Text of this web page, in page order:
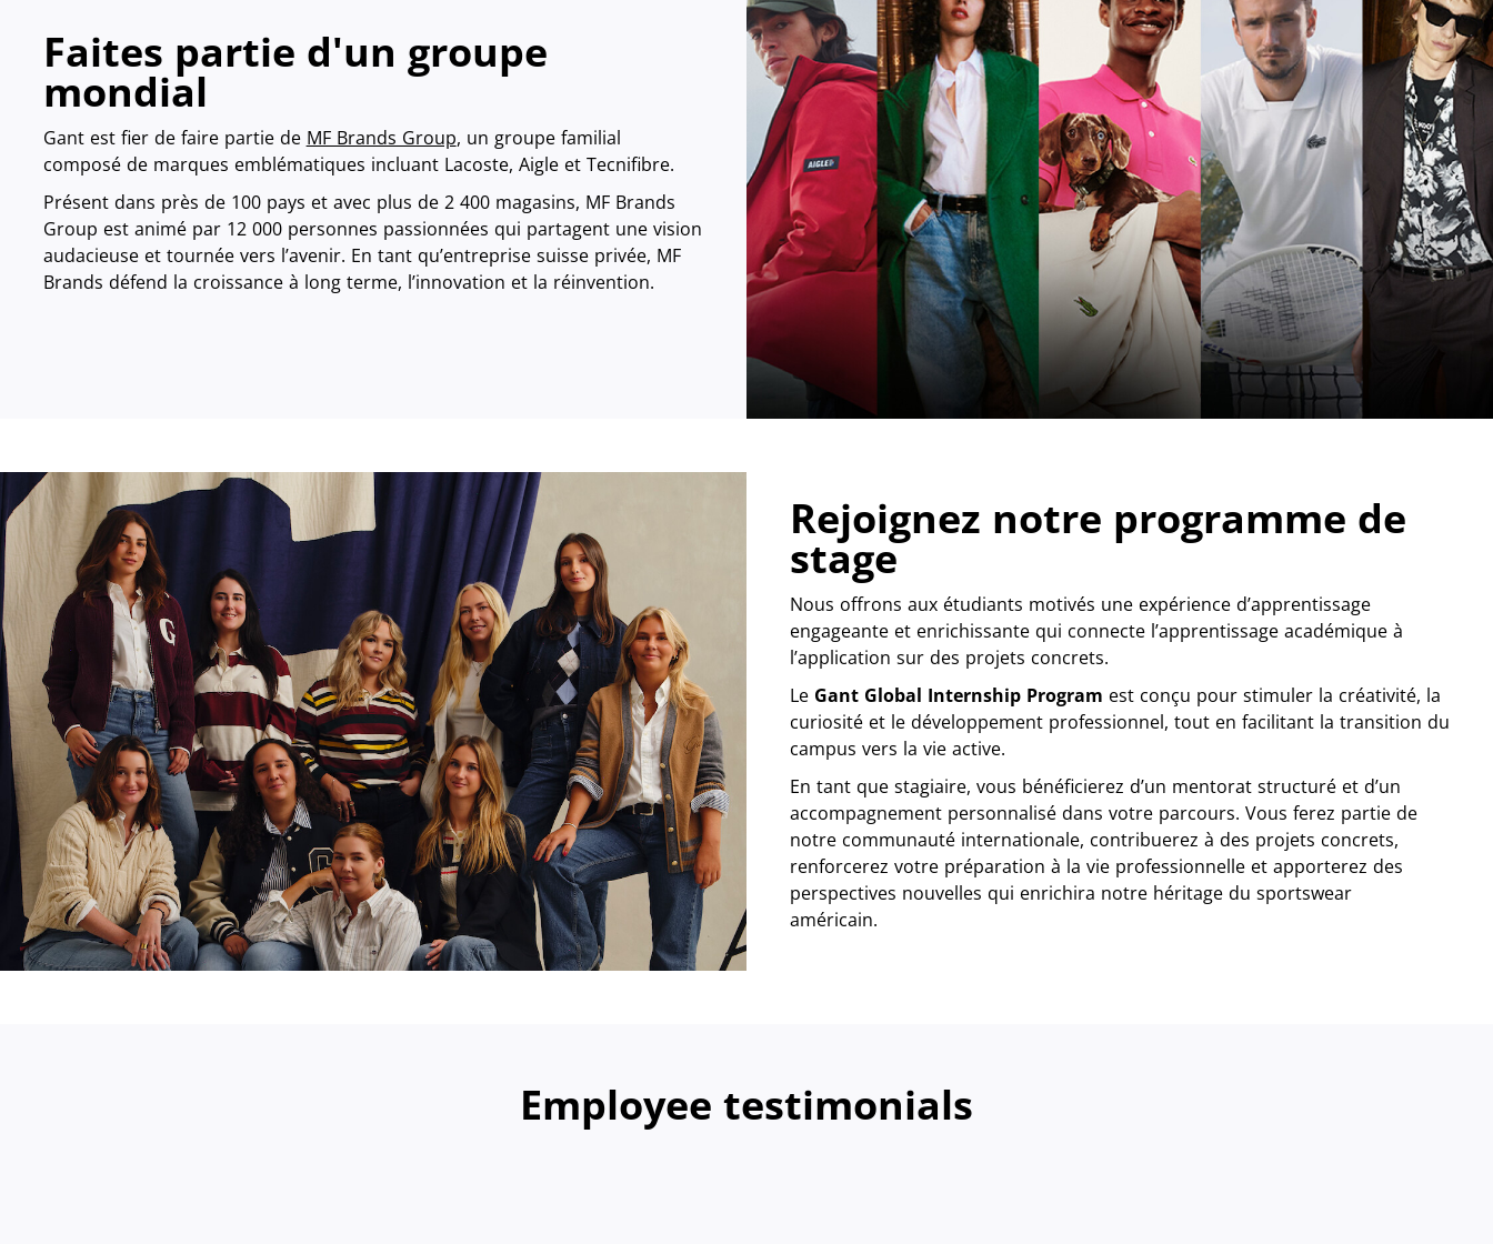
Faites partie d'un groupe
mondial
Gant est fier de faire partie de MF Brands Group, un groupe familial
composé de marques emblématiques incluant Lacoste, Aigle et Tecnifibre.
Présent dans près de 100 pays et avec plus de 2 400 magasins, MF Brands
Group est animé par 12 000 personnes passionnées qui partagent une vision
audacieuse et tournée vers l’avenir. En tant qu’entreprise suisse privée, MF
Brands défend la croissance à long terme, l’innovation et la réinvention.
Rejoignez notre programme de
stage
Nous offrons aux étudiants motivés une expérience d’apprentissage
engageante et enrichissante qui connecte l’apprentissage académique à
l’application sur des projets concrets.
Le Gant Global Internship Program est conçu pour stimuler la créativité, la
curiosité et le développement professionnel, tout en facilitant la transition du
campus vers la vie active.
En tant que stagiaire, vous bénéficierez d’un mentorat structuré et d’un
accompagnement personnalisé dans votre parcours. Vous ferez partie de
notre communauté internationale, contribuerez à des projets concrets,
renforcerez votre préparation à la vie professionnelle et apporterez des
perspectives nouvelles qui enrichira notre héritage du sportswear
américain.
Employee testimonials